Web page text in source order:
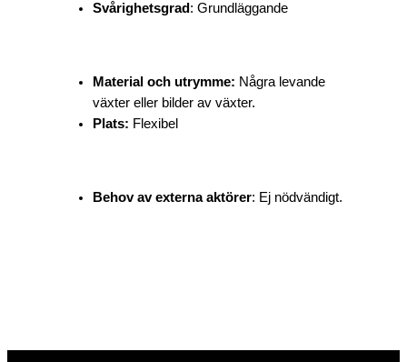
Svårighetsgrad : Grundläggande
Material och utrymme: Några levande
växter eller bilder av växter.
Plats: Flexibel
Behov av externa aktörer: Ej nödvändigt.